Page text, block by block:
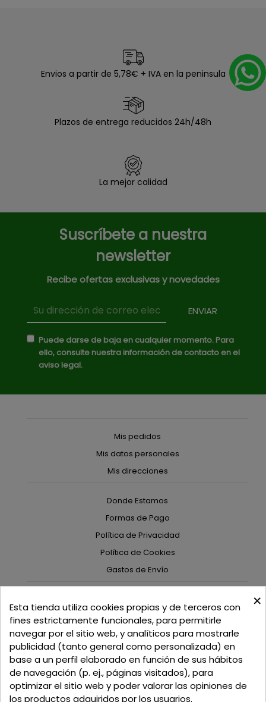
Envios a partir de 5,78€ + IVA en la peninsula
Plazos de entrega reducidos 24h/48h
La mejor calidad
Suscríbete a nuestra
newsletter
Recibe ofertas exclusivas y novedades
Puede darse de baja en cualquier momento. Para
ello, consulte nuestra información de contacto en el
aviso legal.
Mis pedidos
Mis datos personales
Mis direcciones
Donde Estamos
Formas de Pago
Política de Privacidad
Política de Cookies
Gastos de Envío
C/ Delgadillo Nº 7 - Local 1 - 45600
Talavera de la Reina - Toledo - (España)
Llamadnos:+34 925 82 02 19 o625 654 791
Email: curtidosytapicerias@gmail.com
Verano:
×
Esta tienda utiliza cookies propias y de terceros con
fines estrictamente funcionales, para permitirle
navegar por el sitio web, y analíticos para mostrarle
publicidad (tanto general como personalizada) en
base a un perfil elaborado en función de sus hábitos
de navegación (p. ej., páginas visitados), para
optimizar el sitio web y poder valorar las opiniones de
los productos adquiridos por los usuarios.